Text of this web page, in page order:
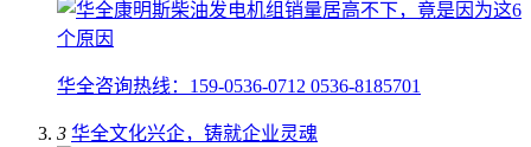
华全咨询热线：159-0536-0712 0536-8185701
3 华全文化兴企，铸就企业灵魂